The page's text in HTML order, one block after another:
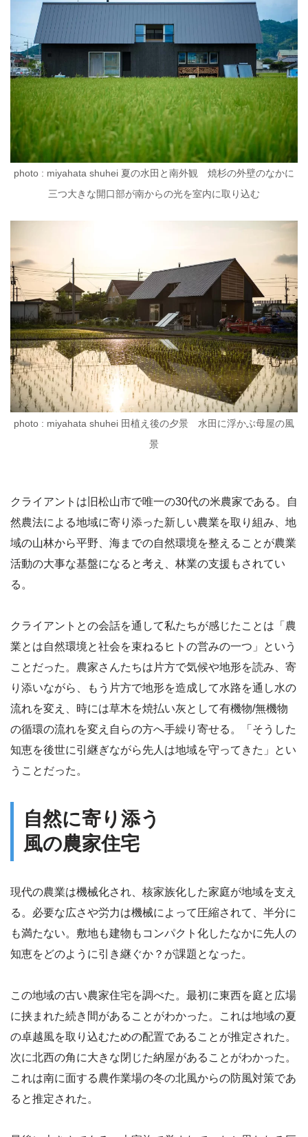
photo : miyahata shuhei 夏の水田と南外観 焼杉の外壁のなかに
三つ大きな開口部が南からの光を室内に取り込む
photo : miyahata shuhei 田植え後の夕景 水田に浮かぶ母屋の風
景
クライアントは旧松山市で唯一の30代の米農家である。自
然農法による地域に寄り添った新しい農業を取り組み、地
域の山林から平野、海までの自然環境を整えることが農業
活動の大事な基盤になると考え、林業の支援もされてい
る。
クライアントとの会話を通して私たちが感じたことは「農
業とは自然環境と社会を束ねるヒトの営みの一つ」という
ことだった。農家さんたちは片方で気候や地形を読み、寄
り添いながら、もう片方で地形を造成して水路を通し水の
流れを変え、時には草木を焼払い灰として有機物/無機物
の循環の流れを変え自らの方へ手繰り寄せる。「そうした
知恵を後世に引継ぎながら先人は地域を守ってきた」とい
うことだった。
自然に寄り添う
風の農家住宅
現代の農業は機械化され、核家族化した家庭が地域を支え
る。必要な広さや労力は機械によって圧縮されて、半分に
も満たない。敷地も建物もコンパクト化したなかに先人の
知恵をどのように引き継ぐか？が課題となった。
この地域の古い農家住宅を調べた。最初に東西を庭と広場
に挟まれた続き間があることがわかった。これは地域の夏
の卓越風を取り込むための配置であることが推定された。
次に北西の角に大きな閉じた納屋があることがわかった。
これは南に面する農作業場の冬の北風からの防風対策であ
ると推定された。